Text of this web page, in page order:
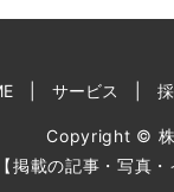
サービス
Copyright ©
掲載の記事・写真・